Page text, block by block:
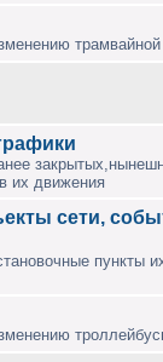
трамвайной
их движения
сети,
пункты